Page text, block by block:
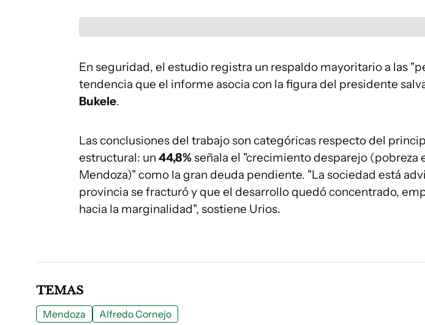
En seguridad, el estudio registra un respaldo mayoritario a las
tendencia que el informe asocia con la figura del presidente
Bukele.
Las conclusiones del trabajo son categóricas respecto del
estructural: un 44,8%señala el "crecimiento desparejo (pobreza
Mendoza)" como la gran deuda pendiente. "La sociedad está
provincia se fracturó y que el desarrollo quedó concentrado,
hacia la marginalidad", sostiene Urios.
TEMAS
Mendoza Alfredo Cornejo